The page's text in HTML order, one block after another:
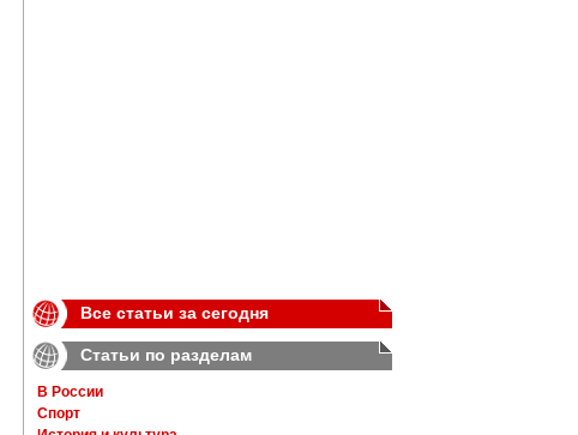
Все статьи за сегодня
Статьи по разделам
В России
Спорт